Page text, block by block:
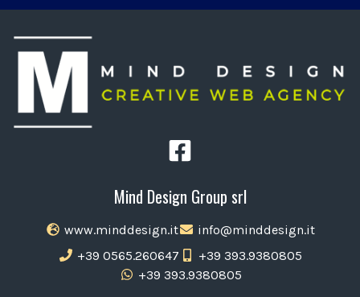
Mind Design Group srl
www.minddesign.it
info@minddesign.it
+39 0565.260647
+39 393.9380805
+39 393.9380805